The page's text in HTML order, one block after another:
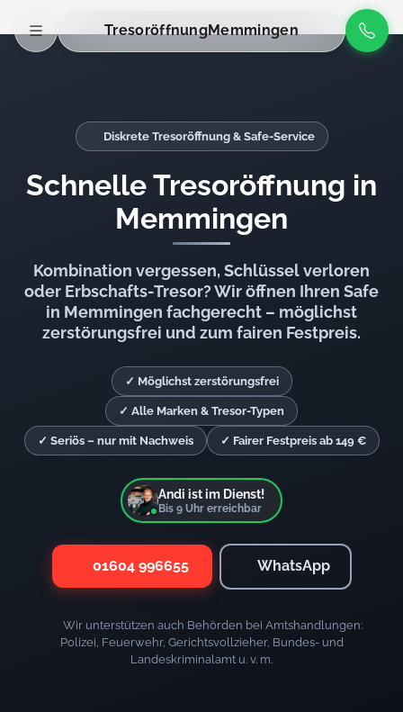
TresoröffnungMemmingen
Diskrete Tresoröffnung & Safe-Service
Schnelle Tresoröffnung in
Memmingen
Kombination vergessen, Schlüssel verloren
oder Erbschafts-Tresor? Wir öffnen Ihren Safe
in Memmingen fachgerecht – möglichst
zerstörungsfrei und zum fairen Festpreis.
✓ Möglichst zerstörungsfrei
✓ Alle Marken & Tresor-Typen
✓ Seriös – nur mit Nachweis ✓ Fairer Festpreis ab 149 €
Andi ist im Dienst!
Bis 9 Uhr erreichbar
01604 996655 WhatsApp
Wir unterstützen auch Behörden bei Amtshandlungen:
Polizei, Feuerwehr, Gerichtsvollzieher, Bundes- und
Landeskriminalamt u. v. m.